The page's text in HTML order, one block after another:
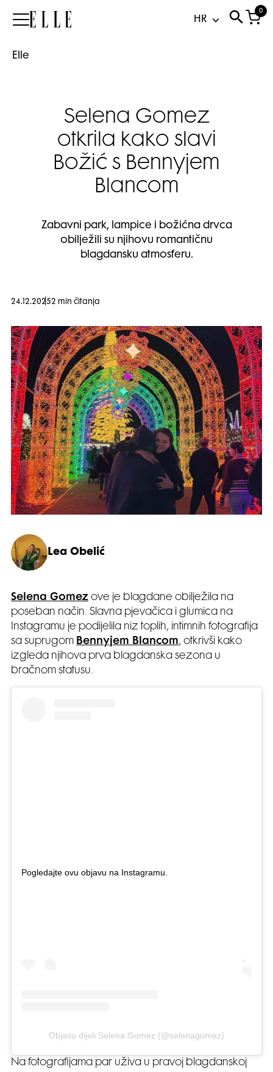
Elle
0
Elle
Selena Gomez
otkrila kako slavi
Božić s Bennyjem
Blancom
Zabavni park, lampice i božićna drvca
obilježili su njihovu romantičnu
blagdansku atmosferu.
24.12.20252 min čitanja
Lea Obelić
Selena Gomez ove je blagdane obilježila na
poseban način. Slavna pjevačica i glumica na
Instagramu je podijelila niz toplih, intimnih fotografija
sa suprugom Bennyjem Blancom, otkrivši kako
izgleda njihova prva blagdanska sezona u
bračnom statusu.
Pogledajte ovu objavu na Instagramu.
Objavu dijeli Selena Gomez (@selenagomez)
Na fotografijama par uživa u pravoj blagdanskoj